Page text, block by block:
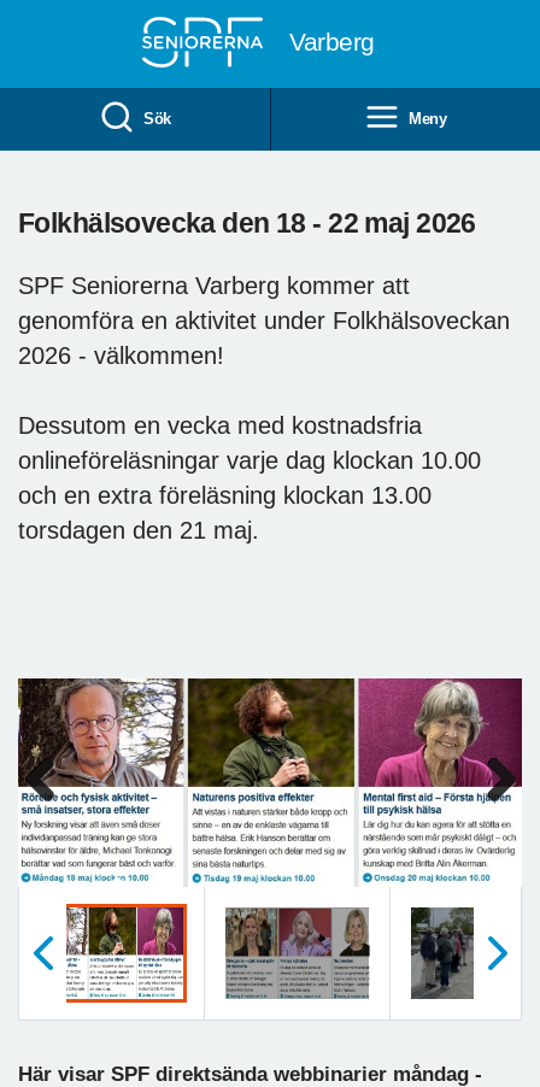
Varberg
Sök Meny
Folkhälsovecka den 18 - 22 maj 2026
SPF Seniorerna Varberg kommer att
genomföra en aktivitet under Folkhälsoveckan
2026 - välkommen!
Dessutom en vecka med kostnadsfria
onlineföreläsningar varje dag klockan 10.00
och en extra föreläsning klockan 13.00
torsdagen den 21 maj.
Previous
Här visar SPF direktsända webbinarier måndag -